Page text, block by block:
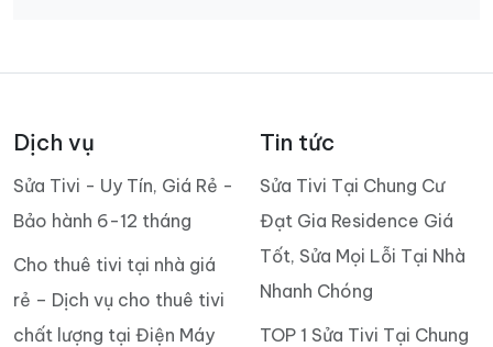
Dịch vụ
Sửa Tivi - Uy Tín, Giá Rẻ -
Bảo hành 6-12 tháng
Cho thuê tivi tại nhà giá
rẻ – Dịch vụ cho thuê tivi
chất lượng tại Điện Máy
Tin tức
Sửa Tivi Tại Chung Cư
Đạt Gia Residence Giá
Tốt, Sửa Mọi Lỗi Tại Nhà
Nhanh Chóng
TOP 1 Sửa Tivi Tại Chung